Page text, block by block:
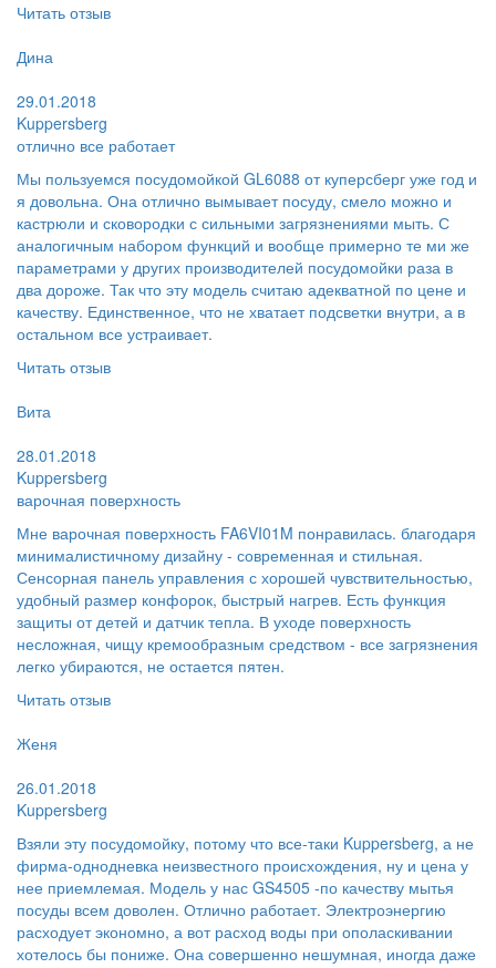
Читать отзыв
Дина
29.01.2018
Kuppersberg
отлично все работает
Мы пользуемся посудомойкой GL6088 от куперсберг уже год и
я довольна. Она отлично вымывает посуду, смело можно и
кастрюли и сковородки с сильными загрязнениями мыть. С
аналогичным набором функций и вообще примерно те ми же
параметрами у других производителей посудомойки раза в
два дороже. Так что эту модель считаю адекватной по цене и
качеству. Единственное, что не хватает подсветки внутри, а в
остальном все устраивает.
Читать отзыв
Вита
28.01.2018
Kuppersberg
варочная поверхность
Мне варочная поверхность FA6VI01M понравилась. благодаря
минималистичному дизайну - современная и стильная.
Сенсорная панель управления с хорошей чувствительностью,
удобный размер конфорок, быстрый нагрев. Есть функция
защиты от детей и датчик тепла. В уходе поверхность
несложная, чищу кремообразным средством - все загрязнения
легко убираются, не остается пятен.
Читать отзыв
Женя
26.01.2018
Kuppersberg
Взяли эту посудомойку, потому что все-таки Kuppersberg, а не
фирма-однодневка неизвестного происхождения, ну и цена у
нее приемлемая. Модель у нас GS4505 -по качеству мытья
посуды всем доволен. Отлично работает. Электроэнергию
расходует экономно, а вот расход воды при ополаскивании
хотелось бы пониже. Она совершенно нешумная, иногда даже